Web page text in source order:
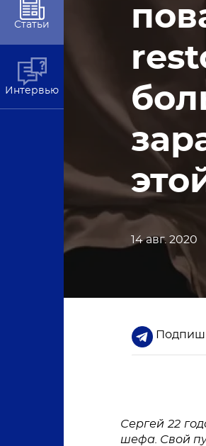
Статьи
Интервью
14 авг. 2020
Сергей 22
шефа. Свой